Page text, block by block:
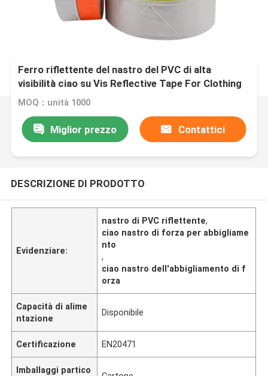
Ferro riflettente del nastro del PVC di alta
visibilità ciao su Vis Reflective Tape For Clothing
Crystal Heat Press
MOQ：unità 1000
Miglior prezzo Contattici
DESCRIZIONE DI PRODOTTO
Evidenziare:
nastro di PVC riflettente,
ciao nastro di forza per abbigliame
nto
,
ciao nastro dell'abbigliamento di f
orza
Capacità di alime
ntazione
Disponibile
Certificazione EN20471
Imballaggi partico